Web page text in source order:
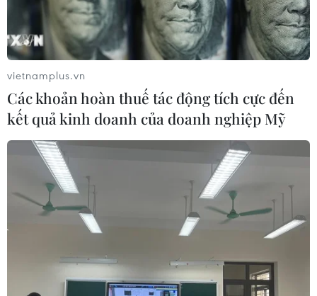
vietnamplus.vn
Các khoản hoàn thuế tác động tích cực đến
kết quả kinh doanh của doanh nghiệp Mỹ